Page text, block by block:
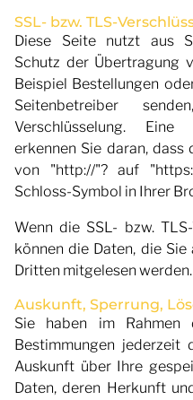
SSL- bzw. TLS-
Diese Seite nutzt aus
Schutz der Übertragung
Beispiel Bestellungen
Seitenbetreiber
Verschlüsselung. Eine
erkennen Sie daran, dass
von "http://"? auf
Schloss-Symbol in Ihrer
Wenn die SSL- bzw.
können die Daten, die
Dritten mitgelesen werden.
Auskunft, Sperrung,
Sie haben im Rahmen
Bestimmungen jederzeit
Auskunft über Ihre
Daten, deren Herkunft